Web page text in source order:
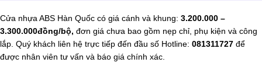
Cửa nhựa ABS Hàn Quốc có giá cánh và khung: 3.200.000 –
3.300.000đồng/bộ, đơn giá chưa bao gồm nẹp chỉ, phụ kiện và công
lắp. Quý khách liên hệ trực tiếp đến đầu số Hotline: 081311727 để
được nhân viên tư vấn và báo giá chính xác.